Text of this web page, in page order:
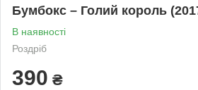
Бумбокс – Голий король
В наявності
Роздріб
390 ₴